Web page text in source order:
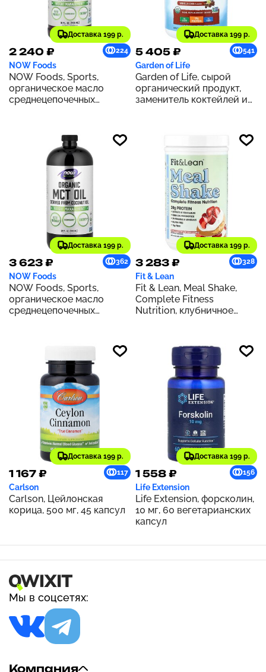
Доставка 199 р.
2 240 ₽ 224
NOW Foods
NOW Foods, Sports,
органическое масло
среднецепочечных
Доставка 199 р.
5 405 ₽ 541
Garden of Life
Garden of Life, сырой
органический продукт,
заменитель коктейлей и
Доставка 199 р.
3 623 ₽ 362
NOW Foods
NOW Foods, Sports,
органическое масло
среднецепочечных
Доставка 199 р.
3 283 ₽ 328
Fit & Lean
Fit & Lean, Meal Shake,
Complete Fitness
Nutrition, клубничное
Доставка 199 р.
1 167 ₽ 117
Carlson
Carlson, Цейлонская
корица, 500 мг, 45 капсул
Доставка 199 р.
1 558 ₽ 156
Life Extension
Life Extension, форсколин,
10 мг, 60 вегетарианских
капсул
Мы в соцсетях:
Компания